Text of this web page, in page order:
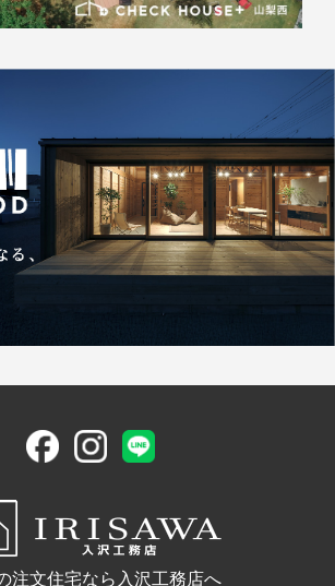
注文住宅なら入沢工務店へ